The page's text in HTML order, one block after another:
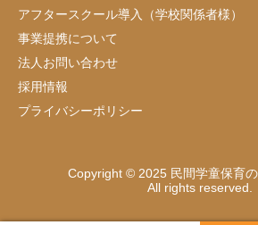
アフタースクール導入（学校関係者様）
事業提携について
法人お問い合わせ
採用情報
プライバシーポリシー
Copyright © 2025 民間学童保育
All rights reserved.